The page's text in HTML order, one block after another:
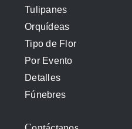
Tulipanes
Orquídeas
Tipo de Flor
Por Evento
Detalles
Fúnebres